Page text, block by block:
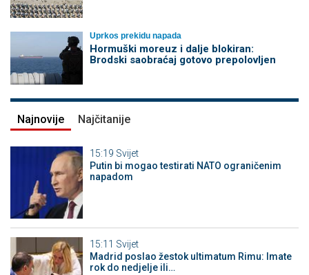
Uprkos prekidu napada
Hormuški moreuz i dalje blokiran:
Brodski saobraćaj gotovo prepolovljen
Najnovije Najčitanije
15:19 Svijet
Putin bi mogao testirati NATO ograničenim
napadom
15:11 Svijet
Madrid poslao žestok ultimatum Rimu: Imate
rok do nedjelje ili…